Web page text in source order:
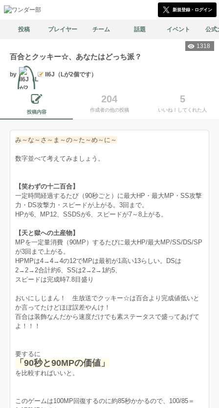
新規登録・ログイン
投稿 プレイヤー チーム 話題 イベント 公式
1318
百合とクッキー☆、あなたはどっち派？
by
文筆
ll6J（Lが2個です）
投稿内容
204
作成者の他の投稿
5
いいね！してくれた人
み～な～さ～ま～の～た～め～に～
数字並べて考えてみましょう。
【笑わずの十二百合】
一定時間経過するたび（90秒ごと）に最大HP・最大MP・SS攻撃
力・DS攻撃力・スピードが上がる。3回まで。
HPが6、MP12、SSDSが6、スピードが7～8上がる。
【天と獄への土産物】
MPを一定量消費（90MP）するたびに最大HP/最大MP/SS/DS/SP
が3回まで上がる。
HPMPは4→4→4の12でMPは最初が1高い13らしい。DSは
2→2→2合計約6、SSは2→2→1約5、
スピードは完成時7.8目盛り
おいにしじまん！ 生放送でクッキー☆は百合より完成値低いと
か言ってたけどほぼ誤差やんけ！
百合は装飾なんだから速度だけでも素ステータスで盛ってあげて
よ！！！
要するに
「90秒と90MPの価値」
を比較すればいいと。
このゲームは100MP回復するのに約85秒かかるので、100/85＝